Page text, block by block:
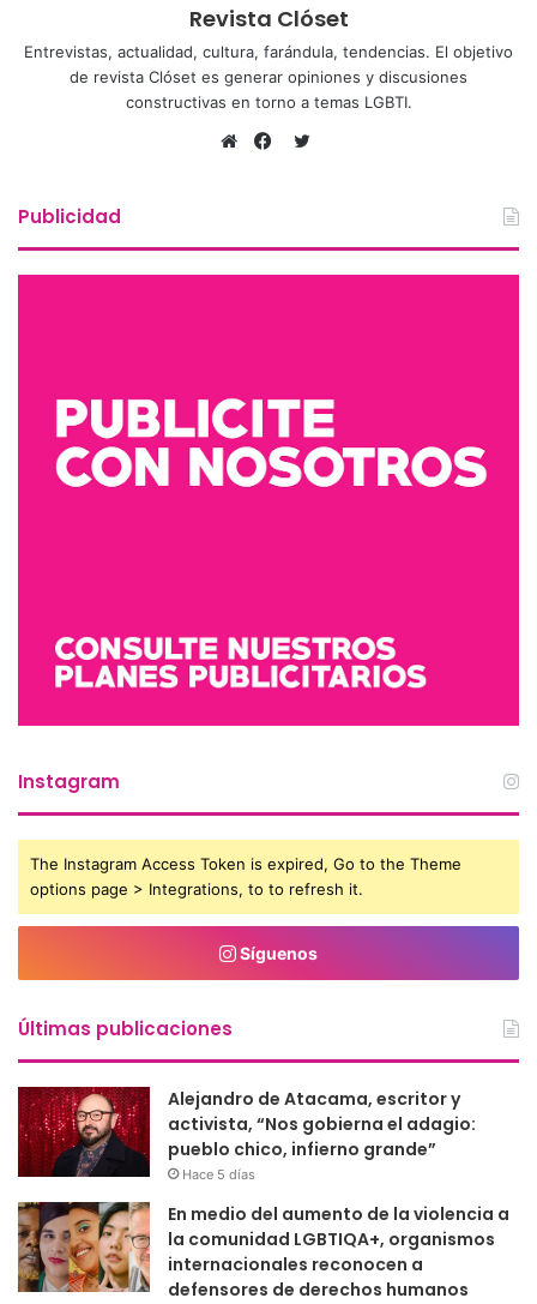
Revista Clóset
Entrevistas, actualidad, cultura, farándula, tendencias. El objetivo
de revista Clóset es generar opiniones y discusiones
constructivas en torno a temas LGBTI.
Publicidad
Instagram
The Instagram Access Token is expired, Go to the Theme
options page > Integrations, to to refresh it.
Síguenos
Últimas publicaciones
Alejandro de Atacama, escritor y
activista, “Nos gobierna el adagio:
pueblo chico, infierno grande”
Hace 5 días
En medio del aumento de la violencia a
la comunidad LGBTIQA+, organismos
internacionales reconocen a
defensores de derechos humanos